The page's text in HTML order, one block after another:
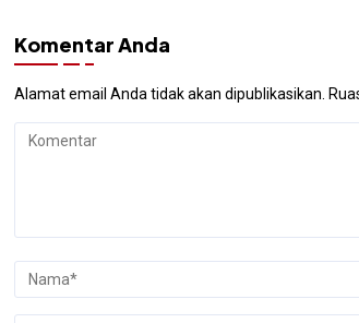
Komentar Anda
Alamat email Anda tidak akan dipublikasikan.